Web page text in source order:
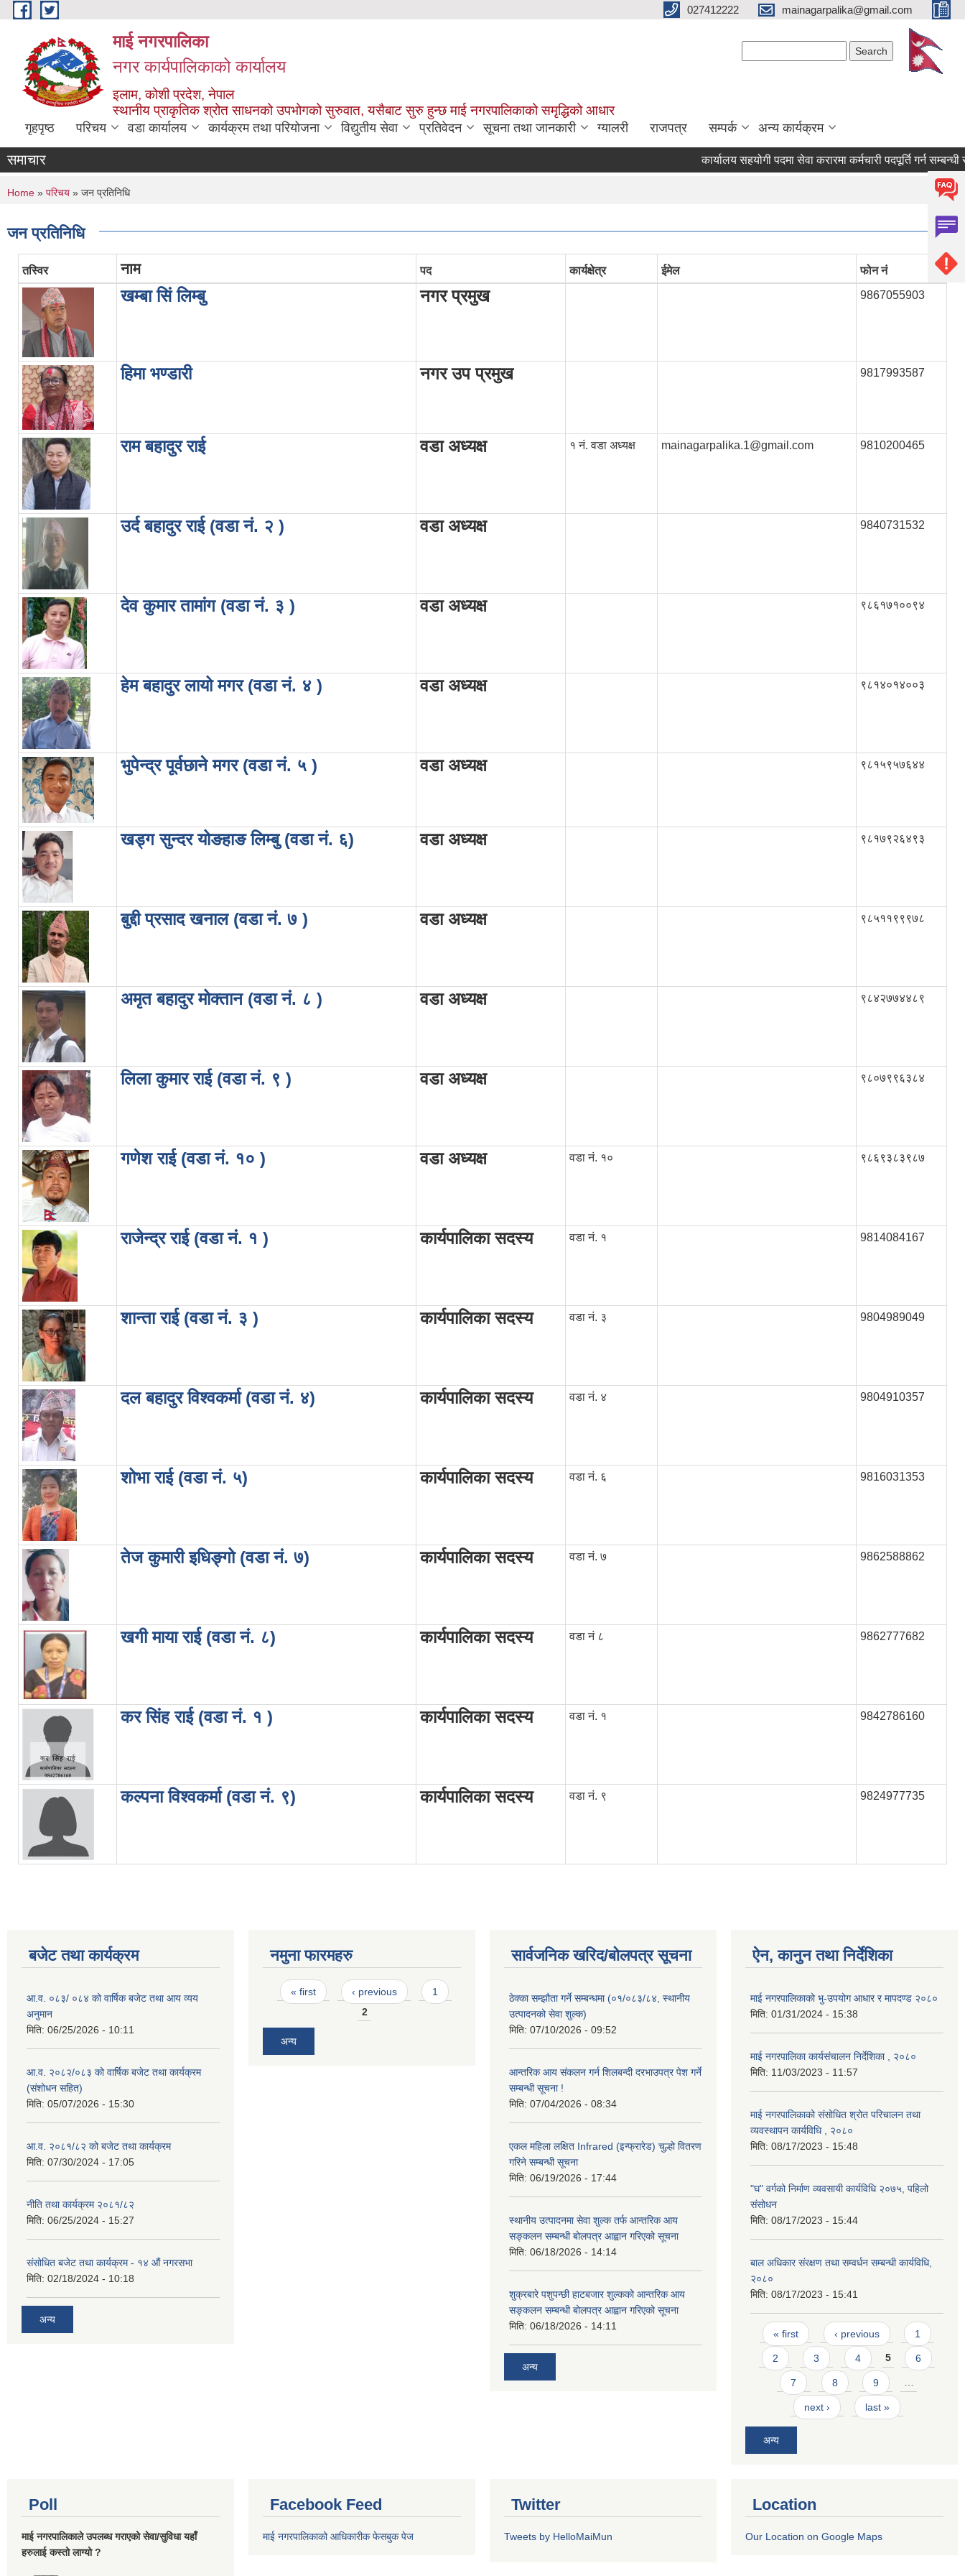
Skip to main content 027412222 mainagarpalika@gmail.com
माई नगरपालिका
नगर कार्यपालिकाको कार्यालय
इलाम, कोशी प्रदेश, नेपाल
स्थानीय प्राकृतिक श्रोत साधनको उपभोगको सुरुवात, यसैबाट सुरु हुन्छ माई नगरपालिकाको समृद्धिको आधार
गृहपृष्ठ परिचय वडा कार्यालय कार्यक्रम तथा परियोजना विद्युतीय सेवा प्रतिवेदन सूचना तथा जानकारी ग्यालरी राजपत्र सम्पर्क अन्य कार्यक्रम
समाचार कार्यालय सहयोगी पदमा सेवा करारमा कर्मचारी पदपूर्ति गर्न सम्बन्धी सूचना
You are here
Home » परिचय » जन प्रतिनिधि
जन प्रतिनिधि
तस्विर नाम पद कार्यक्षेत्र ईमेल फोन नं
खम्बा सिं लिम्बु नगर प्रमुख 9867055903
हिमा भण्डारी नगर उप प्रमुख 9817993587
राम बहादुर राई वडा अध्यक्ष १ नं. वडा अध्यक्ष mainagarpalika.1@gmail.com 9810200465
उर्द बहादुर राई (वडा नं. २ ) वडा अध्यक्ष 9840731532
देव कुमार तामांग (वडा नं. ३ ) वडा अध्यक्ष ९८६१७१००९४
हेम बहादुर लायो मगर (वडा नं. ४ ) वडा अध्यक्ष ९८१४०१४००३
भुपेन्द्र पूर्वछाने मगर (वडा नं. ५ ) वडा अध्यक्ष ९८१५९५७६४४
खड्ग सुन्दर योङहाङ लिम्बु (वडा नं. ६) वडा अध्यक्ष ९८१७९२६४९३
बुद्दी प्रसाद खनाल (वडा नं. ७ ) वडा अध्यक्ष ९८५११९९९७८
अमृत बहादुर मोक्तान (वडा नं. ८ ) वडा अध्यक्ष ९८४२७७४४८९
लिला कुमार राई (वडा नं. ९ ) वडा अध्यक्ष ९८०७९९६३८४
गणेश राई (वडा नं. १० ) वडा अध्यक्ष वडा नं. १० ९८६९३८३९८७
राजेन्द्र राई (वडा नं. १ ) कार्यपालिका सदस्य वडा नं. १ 9814084167
शान्ता राई (वडा नं. ३ ) कार्यपालिका सदस्य वडा नं. ३ 9804989049
दल बहादुर विश्वकर्मा (वडा नं. ४) कार्यपालिका सदस्य वडा नं. ४ 9804910357
शोभा राई (वडा नं. ५) कार्यपालिका सदस्य वडा नं. ६ 9816031353
तेज कुमारी इधिङ्गो (वडा नं. ७) कार्यपालिका सदस्य वडा नं. ७ 9862588862
खगी माया राई (वडा नं. ८) कार्यपालिका सदस्य वडा नं ८ 9862777682
कर सिंह राई (वडा नं. १ ) कार्यपालिका सदस्य वडा नं. १ 9842786160
कल्पना विश्वकर्मा (वडा नं. ९) कार्यपालिका सदस्य वडा नं. ९ 9824977735
बजेट तथा कार्यक्रम
आ.व. ०८३/ ०८४ को वार्षिक बजेट तथा आय व्यय
अनुमान
मिति: 06/25/2026 - 10:11
आ.व. २०८२/०८३ को वार्षिक बजेट तथा कार्यक्रम
(संशोधन सहित)
मिति: 05/07/2026 - 15:30
आ.व. २०८१/८२ को बजेट तथा कार्यक्रम
मिति: 07/30/2024 - 17:05
नीति तथा कार्यक्रम २०८१/८२
मिति: 06/25/2024 - 15:27
संसोधित बजेट तथा कार्यक्रम - १४ औं नगरसभा
मिति: 02/18/2024 - 10:18
अन्य
नमुना फारमहरु
Pages
« first ‹ previous
1
2
अन्य
सार्वजनिक खरिद/बोलपत्र सूचना
ठेक्का सम्झौता गर्ने सम्बन्धमा (०१/०८३/८४, स्थानीय
उत्पादनको सेवा शुल्क)
मिति: 07/10/2026 - 09:52
आन्तरिक आय संकलन गर्न शिलबन्दी दरभाउपत्र पेश गर्ने
सम्बन्धी सूचना !
मिति: 07/04/2026 - 08:34
एकल महिला लक्षित Infrared (इन्फ्रारेड) चुल्हो वितरण
गरिने सम्बन्धी सूचना
मिति: 06/19/2026 - 17:44
स्थानीय उत्पादनमा सेवा शुल्क तर्फ आन्तरिक आय
सङ्कलन सम्बन्धी बोलपत्र आह्वान गरिएको सूचना
मिति: 06/18/2026 - 14:14
शुक्रबारे पशुपन्छी हाटबजार शुल्कको आन्तरिक आय
सङ्कलन सम्बन्धी बोलपत्र आह्वान गरिएको सूचना
मिति: 06/18/2026 - 14:11
अन्य
ऐन, कानुन तथा निर्देशिका
माई नगरपालिकाको भु-उपयोग आधार र मापदण्ड २०८०
मिति: 01/31/2024 - 15:38
माई नगरपालिका कार्यसंचालन निर्देशिका , २०८०
मिति: 11/03/2023 - 11:57
माई नगरपालिकाको संसोधित श्रोत परिचालन तथा
व्यवस्थापन कार्यविधि , २०८०
मिति: 08/17/2023 - 15:48
"घ" वर्गको निर्माण व्यवसायी कार्यविधि २०७५, पहिलो
संसोधन
मिति: 08/17/2023 - 15:44
बाल अधिकार संरक्षण तथा सम्वर्धन सम्बन्धी कार्यविधि,
२०८०
मिति: 08/17/2023 - 15:41
Pages
« first ‹ previous 1
2 3 4 5 6
7 8 9 …
next › last »
अन्य
Poll
माई नगरपालिकाले उपलब्ध गराएको सेवा/सुविधा यहाँ
हरुलाई कस्तो लाग्यो ?
Facebook Feed
माई नगरपालिकाको आधिकारीक फेसबुक पेज
Twitter
Tweets by HelloMaiMun
Location
Our Location on Google Maps